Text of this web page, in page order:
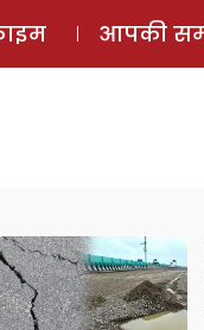
लॉग इन
आपकी